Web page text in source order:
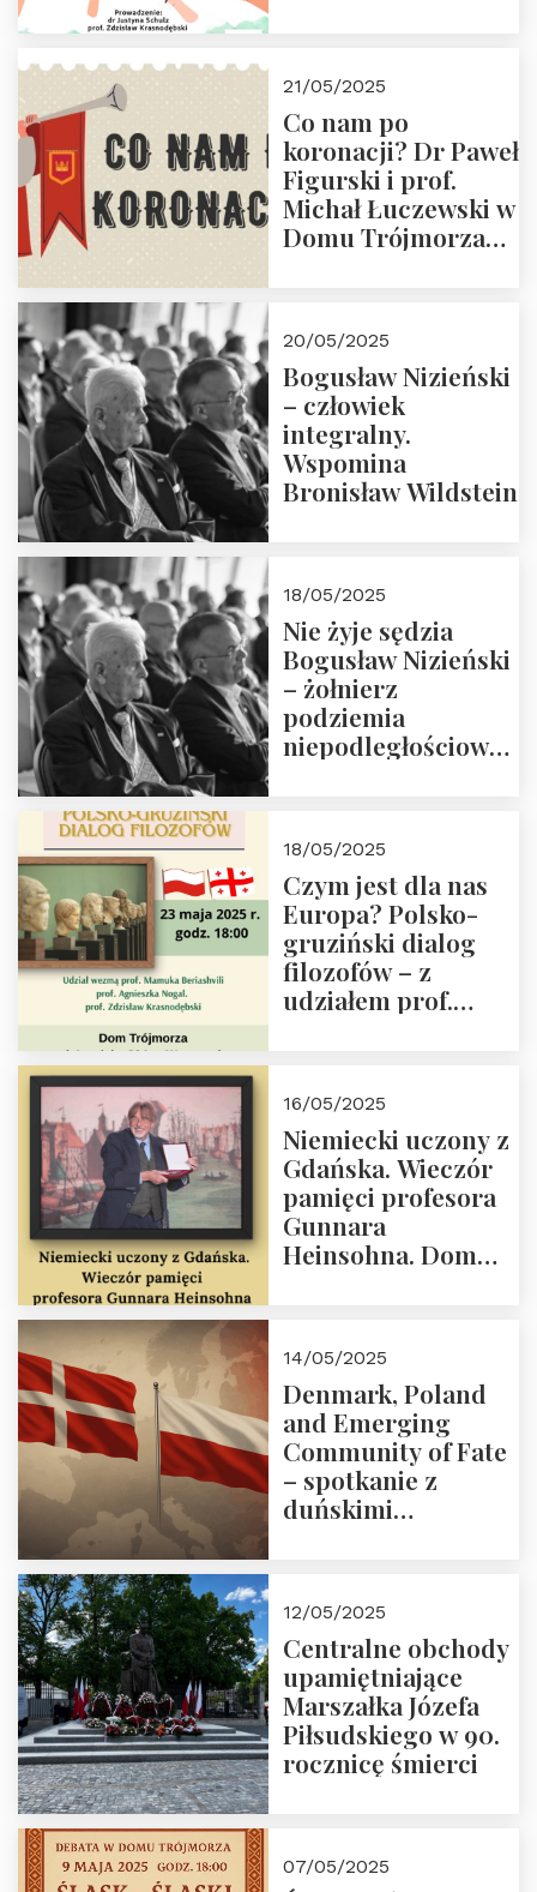
Zapraszamy do
zapisów.
21/05/2025
Co nam po
koronacji? Dr Paweł
Figurski i prof.
Michał Łuczewski w
Domu Trójmorza
20/05/2025
Bogusław Nizieński
– człowiek
integralny.
Wspomina
Bronisław Wildstein
18/05/2025
Nie żyje sędzia
Bogusław Nizieński
– żołnierz
podziemia
niepodległościowego
społeczny, członek
Kapituły Nagrody
im. Prezydenta
Lecha
Kaczyńskiego.
Wielki autorytet.
18/05/2025
Czym jest dla nas
Europa? Polsko-
gruziński dialog
filozofów – z
udziałem prof.
Dom Trójmorza 23
maja 2025 r. godz.
18:00.
16/05/2025
Niemiecki uczony z
Gdańska. Wieczór
pamięci profesora
Gunnara
Heinsohna. Dom
14/05/2025
Denmark, Poland
and Emerging
Community of Fate
– spotkanie z
duńskimi
12/05/2025
Centralne obchody
upamiętniające
Marszałka Józefa
Piłsudskiego w 90.
rocznicę śmierci
07/05/2025